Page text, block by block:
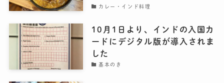
カレー・インド料理
10月1日より、インドの入国カ
ードにデジタル版が導入されま
した
基本のき